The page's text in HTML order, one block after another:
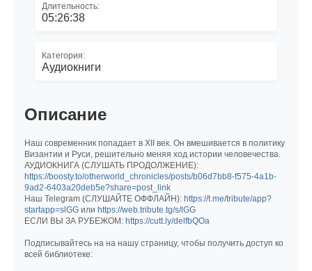
Длительность:
05:26:38
Категория:
Аудиокниги
Описание
Наш современник попадает в XII век. Он вмешивается в политику
Византии и Руси, решительно меняя ход истории человечества.
АУДИОКНИГА (СЛУШАТЬ ПРОДОЛЖЕНИЕ):
https://boosty.to/otherworld_chronicles/posts/b06d7bb8-f575-4a1b-
9ad2-6403a20deb5e?share=post_link
Наш Telegram (СЛУШАЙТЕ ОФФЛАЙН): https://t.me/tribute/app?
startapp=slGG или https://web.tribute.tg/s/lGG
ЕСЛИ ВЫ ЗА РУБЕЖОМ: https://cutt.ly/delfbQOa
Подписывайтесь на на нашу страницу, чтобы получить доступ ко
всей библиотеке: